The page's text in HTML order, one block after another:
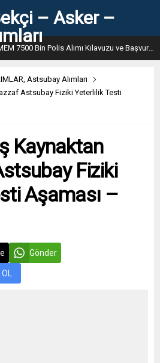
31. Dönem POMEM 7500 Bin Polis Alımı Kılavuzu ve Başvuru Ekranı
, Astsubay Alımları
Astsubay Fiziki Yeterlilik Testi
Kaynaktan
Fiziki
Aşaması –
Gönder